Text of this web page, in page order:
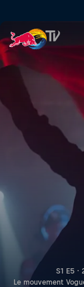
S1 E5
Le mouvement